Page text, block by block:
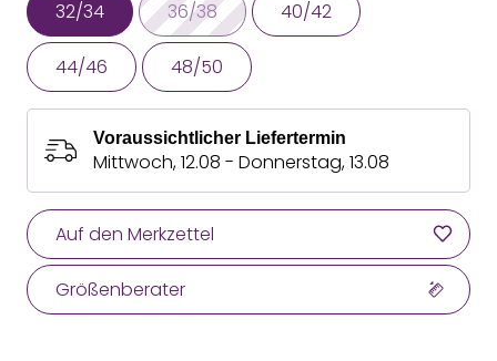
32/34 36/38 40/42
44/46 48/50
Voraussichtlicher Liefertermin
Mittwoch, 12.08 - Donnerstag, 13.08
Auf den Merkzettel
Größenberater